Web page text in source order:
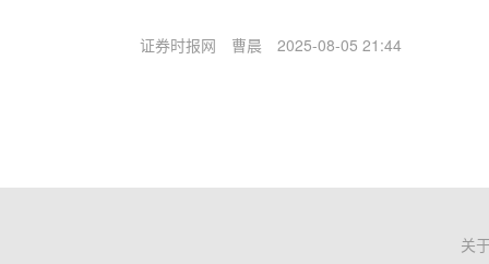
证券时报网 曹晨 2025-08-05 21:44
关